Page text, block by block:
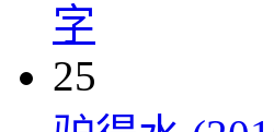
字
25